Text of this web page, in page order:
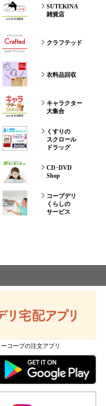
SUTEKINA
雑貨店
クラフテッド
衣料品回収
キャラクター
大集合
くすりの
スクロール
ドラッグ
CD･DVD
Shop
コープデリ
くらしの
サービス
コープの注文アプリ